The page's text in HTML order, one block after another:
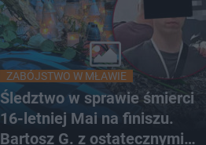
ZABÓJSTWO W MŁAWIE
Śledztwo w sprawie śmierci
16-letniej Mai na finiszu.
Bartosz G. z ostatecznymi